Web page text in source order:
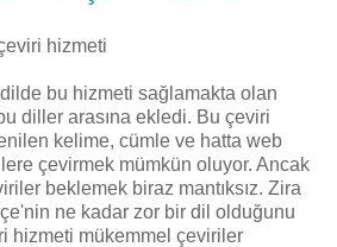
hizmeti
bu hizmeti sağlamakta olan
diller arasına ekledi. Bu çeviri
kelime, cümle ve hatta web
çevirmek mümkün oluyor. Ancak
beklemek biraz mantıksız. Zira
ne kadar zor bir dil olduğunu
hizmeti mükemmel çeviriler